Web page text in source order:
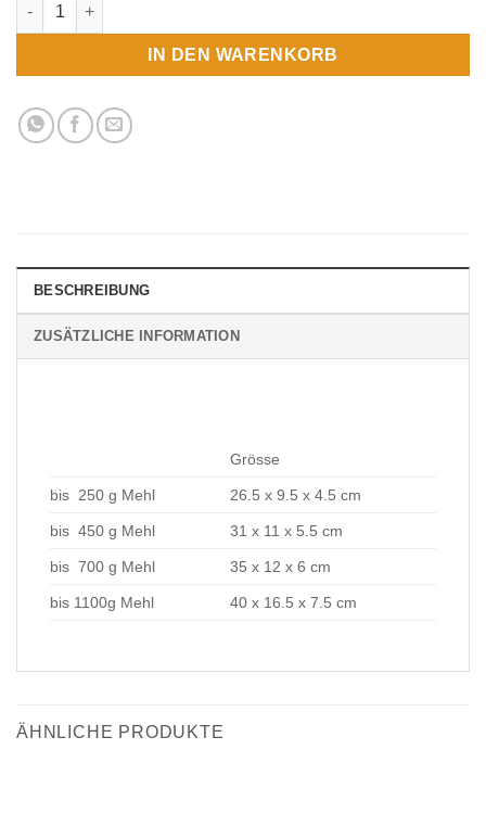
IN DEN WARENKORB
BESCHREIBUNG
ZUSÄTZLICHE INFORMATION
Grösse
bis 250 g Mehl 26.5 x 9.5 x 4.5 cm
bis 450 g Mehl 31 x 11 x 5.5 cm
bis 700 g Mehl 35 x 12 x 6 cm
bis 1100g Mehl 40 x 16.5 x 7.5 cm
ÄHNLICHE PRODUKTE